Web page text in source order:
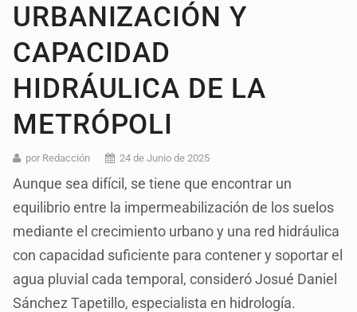
URBANIZACIÓN Y
CAPACIDAD
HIDRÁULICA DE LA
METRÓPOLI
por Redacción 24 de Junio de 2025
Aunque sea difícil, se tiene que encontrar un
equilibrio entre la impermeabilización de los suelos
mediante el crecimiento urbano y una red hidráulica
con capacidad suficiente para contener y soportar el
agua pluvial cada temporal, consideró Josué Daniel
Sánchez Tapetillo, especialista en hidrología.